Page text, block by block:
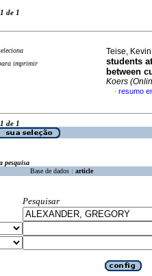
de 1
imprimir
Teise,
students
between
Koers
· resumo
de 1
pesquisa
Base de dados : article
Pesquisar